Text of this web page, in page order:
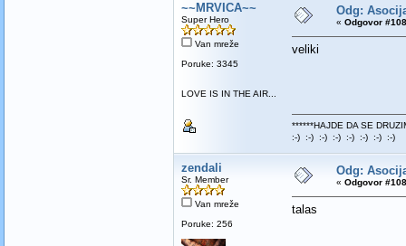
~~MRVICA~~
Super Hero
Van mreže
Poruke: 3345
LOVE IS IN THE AIR...
Odg:
« Odgovor
veliki
******HAJDE DA SE
:-) :-) :-) :-) :-) :-) :-) :-)
zendali
Sr. Member
Van mreže
Poruke: 256
Odg:
« Odgovor
talas